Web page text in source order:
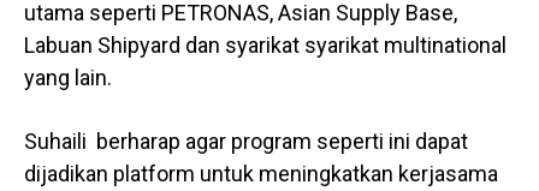
utama seperti PETRONAS, Asian Supply Base,
Labuan Shipyard dan syarikat syarikat multinational
yang lain.
Suhaili berharap agar program seperti ini dapat
dijadikan platform untuk meningkatkan kerjasama